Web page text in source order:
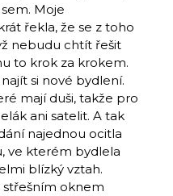
Moje
řekla, že se z toho
nebudu chtít řešit
to krok za krokem.
si nové bydlení.
mají duši, takže pro
ani satelit. A tak
najednou ocitla
ve kterém bydlela
blízký vztah.
střešním oknem